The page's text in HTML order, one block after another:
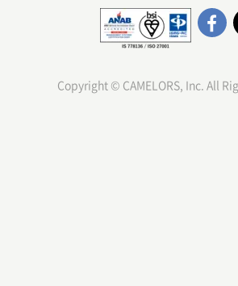
Copyright © CAMELORS, Inc. All